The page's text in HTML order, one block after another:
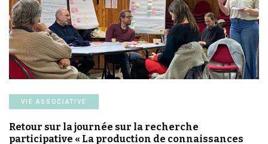
VIE ASSOCIATIVE
Retour sur la journée sur la recherche
participative « La production de connaissances